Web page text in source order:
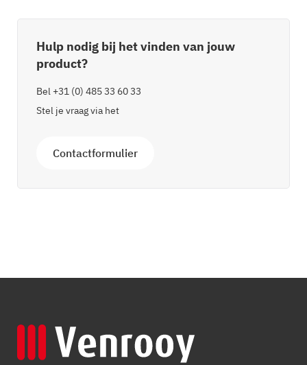
Hulp nodig bij het vinden van jouw
product?
Bel +31 (0) 485 33 60 33
Stel je vraag via het
Contactformulier